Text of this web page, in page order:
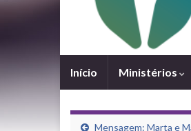
Iní­cio Ministérios
Mensagem: Marta e